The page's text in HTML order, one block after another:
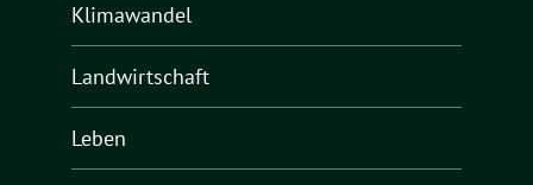
Klimawandel
Landwirtschaft
Leben